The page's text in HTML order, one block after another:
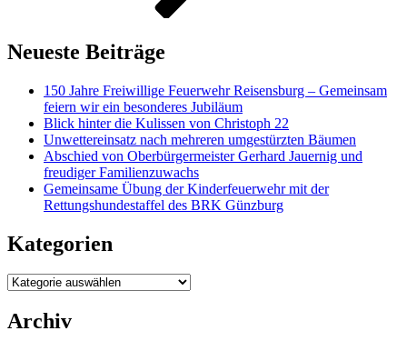
Neueste Beiträge
150 Jahre Freiwillige Feuerwehr Reisensburg – Gemeinsam
feiern wir ein besonderes Jubiläum
Blick hinter die Kulissen von Christoph 22
Unwettereinsatz nach mehreren umgestürzten Bäumen
Abschied von Oberbürgermeister Gerhard Jauernig und
freudiger Familienzuwachs
Gemeinsame Übung der Kinderfeuerwehr mit der
Rettungshundestaffel des BRK Günzburg
Kategorien
Kategorien
Archiv